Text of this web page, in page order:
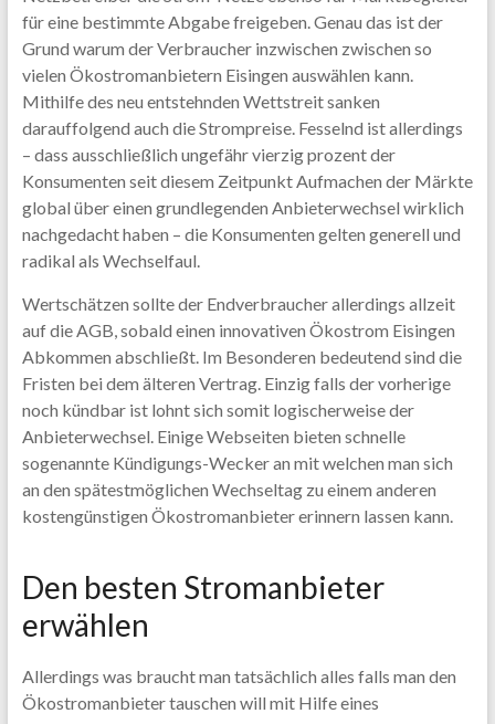
für eine bestimmte Abgabe freigeben. Genau das ist der
Grund warum der Verbraucher inzwischen zwischen so
vielen Ökostromanbietern Eisingen auswählen kann.
Mithilfe des neu entstehnden Wettstreit sanken
darauffolgend auch die Strompreise. Fesselnd ist allerdings
– dass ausschließlich ungefähr vierzig prozent der
Konsumenten seit diesem Zeitpunkt Aufmachen der Märkte
global über einen grundlegenden Anbieterwechsel wirklich
nachgedacht haben – die Konsumenten gelten generell und
radikal als Wechselfaul.
Wertschätzen sollte der Endverbraucher allerdings allzeit
auf die AGB, sobald einen innovativen Ökostrom Eisingen
Abkommen abschließt. Im Besonderen bedeutend sind die
Fristen bei dem älteren Vertrag. Einzig falls der vorherige
noch kündbar ist lohnt sich somit logischerweise der
Anbieterwechsel. Einige Webseiten bieten schnelle
sogenannte Kündigungs-Wecker an mit welchen man sich
an den spätestmöglichen Wechseltag zu einem anderen
kostengünstigen Ökostromanbieter erinnern lassen kann.
Den besten Stromanbieter
erwählen
Allerdings was braucht man tatsächlich alles falls man den
Ökostromanbieter tauschen will mit Hilfe eines